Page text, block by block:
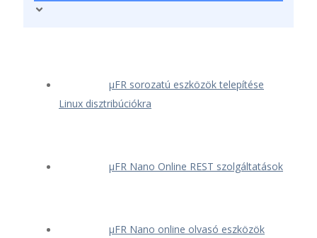
μFR sorozatú eszközök telepítése
Linux disztribúciókra
μFR Nano Online REST szolgáltatások
μFR Nano online olvasó eszközök